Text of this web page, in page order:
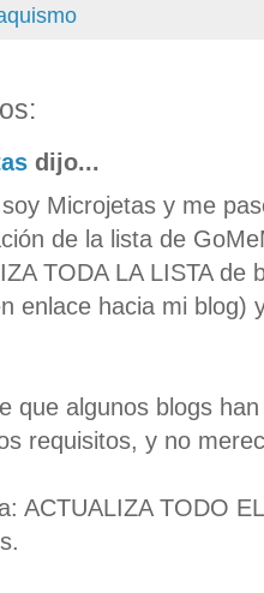
dijo...
Microjetas y me
de la lista de
TODA LA LISTA de
enlace hacia mi blog)
que algunos blogs
requisitos, y no
ACTUALIZA TODO